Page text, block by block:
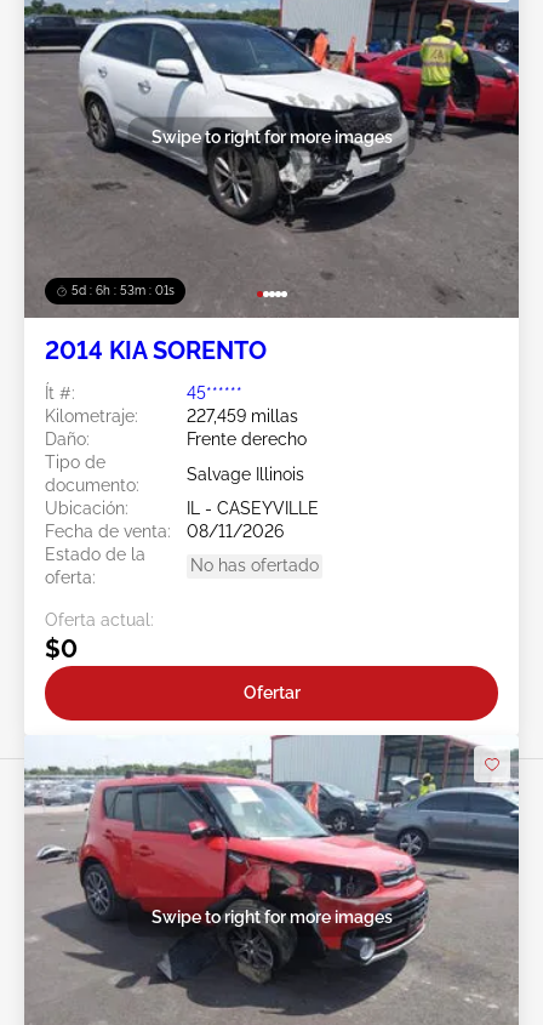
5d : 6h : 52m : 58s
Swipe to right for more images
2014 KIA SORENTO
Ít #:
45******
Kilometraje:
227,459 millas
Daño:
Frente derecho
Tipo de
documento:
Salvage Illinois
Ubicación:
IL - CASEYVILLE
Fecha de venta:
08/11/2026
Estado de la
oferta:
No has ofertado
Oferta actual:
$0
Ofertar
Swipe to right for more images